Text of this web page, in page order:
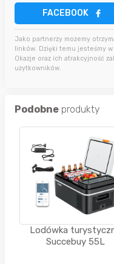
FACEBOOK
Jako partnerzy możemy
linków. Dzięki temu jesteśmy
Okazje oraz ich atrakcyjność
użytkowników.
Podobne produkty
Lodówka
Succebuy 55L